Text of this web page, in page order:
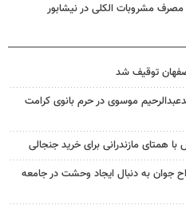
موسوی در حرم بانوی کرامت
با همتای مازندرانی برای خرید جنجالی
جوان به دنبال ایجاد وحشت در جامعه